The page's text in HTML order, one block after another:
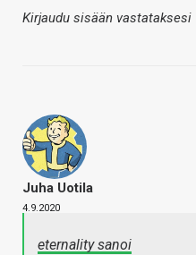
Kirjaudu sisään vastataksesi
Juha Uotila
4.9.2020
eternality sanoi